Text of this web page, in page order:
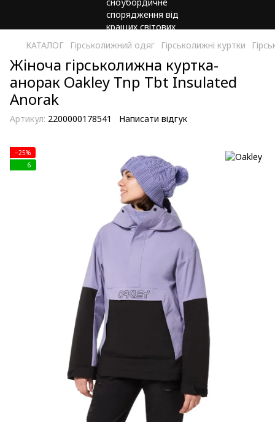
КАТАЛОГ Гірськолижний одяг Гірськолижні куртки
Жiноча гiрськолижна куртка-
анорак Oakley Tnp Tbt Insulated
Anorak
Артикул: 2200000178541 Написати відгук
−25%
6